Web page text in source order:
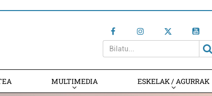
MULTIMEDIA ESKELAK / AGURRAK